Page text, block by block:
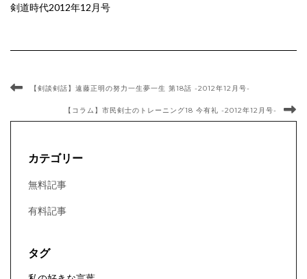
剣道時代2012年12月号
【剣談剣話】遠藤正明の努力一生夢一生 第18話 -2012年12月号-
【コラム】市民剣士のトレーニング18 今有礼 -2012年12月号-
カテゴリー
無料記事
有料記事
タグ